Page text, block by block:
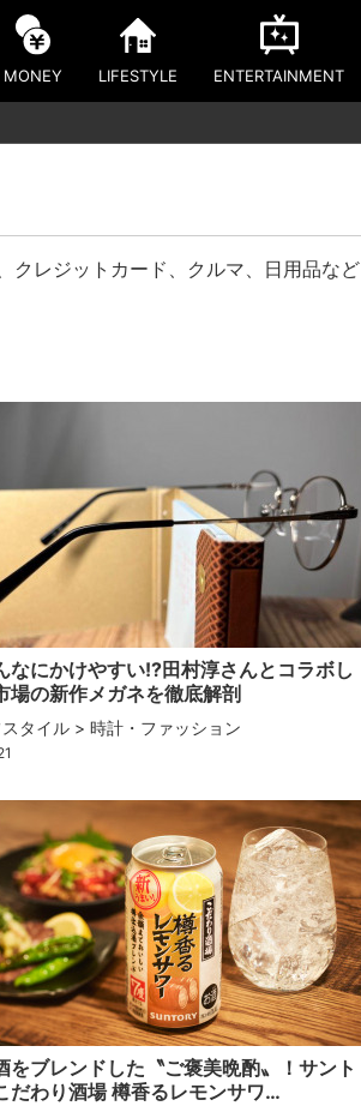
MONEY LIFESTYLE ENTERTAINMENT
クレジットカード、クルマ、日用品など
なにかけやすい!?田村淳さんとコラボし
場の新作メガネを徹底解剖
タイル > 時計・ファッション
をブレンドした〝ご褒美晩酌〟！サント
だわり酒場 樽香るレモンサワ…